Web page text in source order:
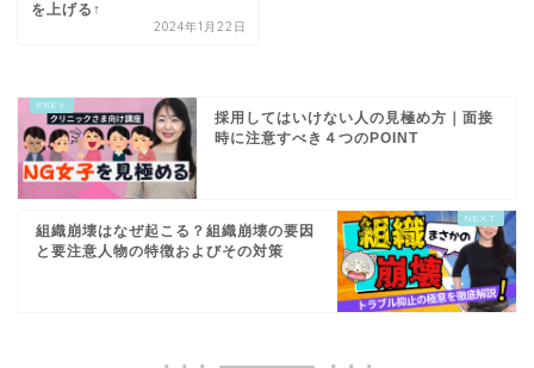
を上げる↑
2024年1月22日
採用してはいけない人の見極め方｜面接
時に注意すべき４つのPOINT
組織崩壊はなぜ起こる？組織崩壊の要因
と要注意人物の特徴およびその対策